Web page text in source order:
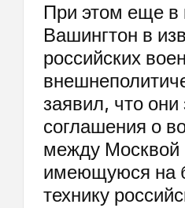
При этом еще
Вашингтон в
российских
заявил, что
соглашения о
между Москвой
имеющуюся на
технику